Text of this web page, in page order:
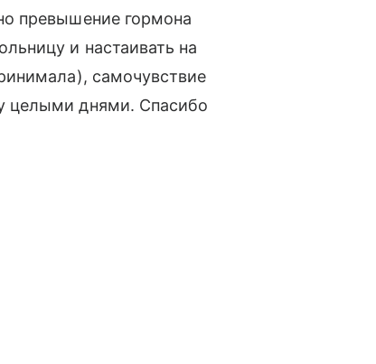
превышение гормона
и настаивать на
самочувствие
целыми днями. Спасибо